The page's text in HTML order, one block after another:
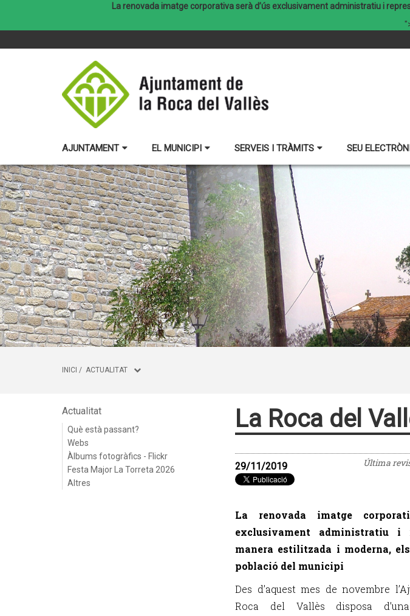
La renovada imatge corporativa serà d’ús exclusivament administratiu i
AJUNTAMENT EL MUNICIPI SERVEIS I TRÀMITS SEU
INICI / ACTUALITAT
Actualitat
Què està passant?
Webs
Àlbums fotogràfics - Flickr
Festa Major La Torreta 2026
Altres
La Roca del
Última
29/11/2019
La renovada imatge
exclusivament administratiu i
manera estilitzada i moderna,
població del municipi
Des d’aquest mes de novembre
Roca del Vallès disposa